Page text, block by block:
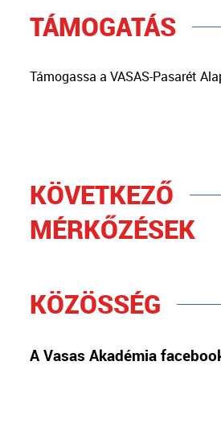
TÁMOGATÁS
Támogassa a VASAS-Pasarét
KÖVETKEZŐ
MÉRKŐZÉSEK
KÖZÖSSÉG
A Vasas Akadémia